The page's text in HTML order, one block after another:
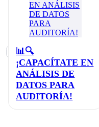
📊🔍
¡CAPACÍTATE EN
ANÁLISIS DE
DATOS PARA
AUDITORÍA!